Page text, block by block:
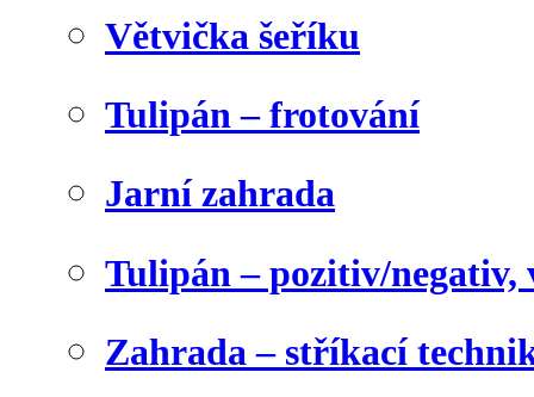
Větvička šeříku
Tulipán – frotování
Jarní zahrada
Tulipán – pozitiv/negativ,
Zahrada – stříkací